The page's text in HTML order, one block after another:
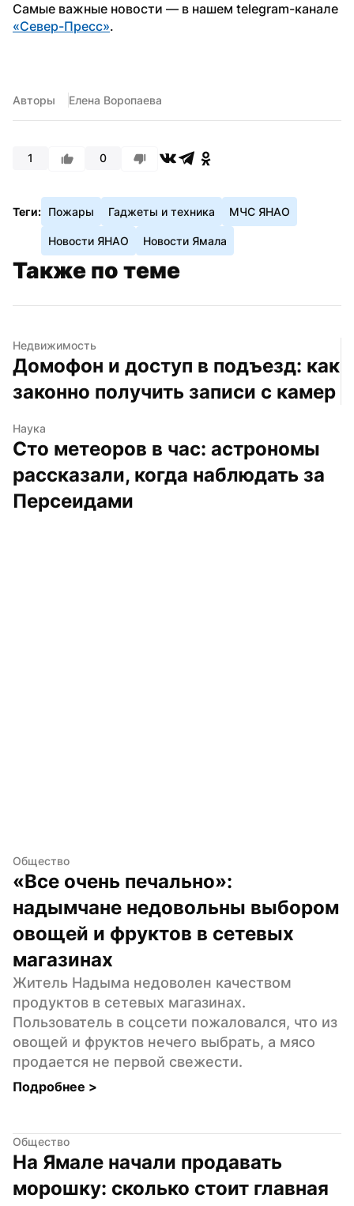
«Север-Пресс».
Авторы Елена Воропаева
1 0
Теги: Пожары Гаджеты и техника МЧС ЯНАО
Новости ЯНАО Новости Ямала
Также по теме
Недвижимость
Домофон и доступ в подъезд: как
законно получить записи с камер
Наука
Сто метеоров в час: астрономы
рассказали, когда наблюдать за
Персеидами
Общество
«Все очень печально»:
надымчане недовольны выбором
овощей и фруктов в сетевых
магазинах
Житель Надыма недоволен качеством
продуктов в сетевых магазинах.
Пользователь в соцсети пожаловался, что из
овощей и фруктов нечего выбрать, а мясо
продается не первой свежести.
Подробнее >
Общество
На Ямале начали продавать
морошку: сколько стоит главная